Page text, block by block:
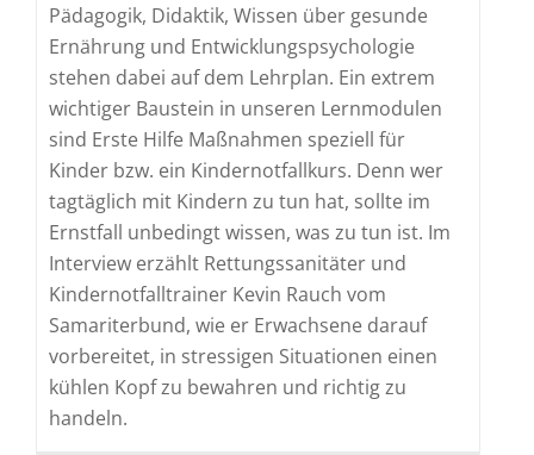
Pädagogik, Didaktik, Wissen über gesunde
Ernährung und Entwicklungspsychologie
stehen dabei auf dem Lehrplan. Ein extrem
wichtiger Baustein in unseren Lernmodulen
sind Erste Hilfe Maßnahmen speziell für
Kinder bzw. ein Kindernotfallkurs. Denn wer
tagtäglich mit Kindern zu tun hat, sollte im
Ernstfall unbedingt wissen, was zu tun ist. Im
Interview erzählt Rettungssanitäter und
Kindernotfalltrainer Kevin Rauch vom
Samariterbund, wie er Erwachsene darauf
vorbereitet, in stressigen Situationen einen
kühlen Kopf zu bewahren und richtig zu
handeln.